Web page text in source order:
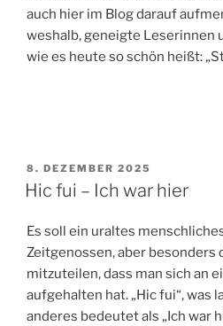
auch hier im Blog darauf
weshalb, geneigte Leserinnen
wie es heute so schön heißt:
VERÖFFENTLICHT
AM
8. DEZEMBER 2025
Hic fui – Ich war hier
Es soll ein uraltes
Zeitgenossen, aber besonders
mitzuteilen, dass man sich an
aufgehalten hat. „Hic fui“, was
anderes bedeutet als „Ich war